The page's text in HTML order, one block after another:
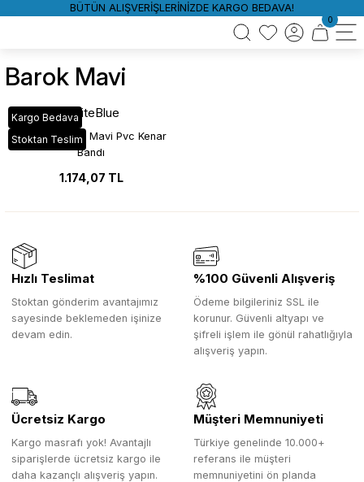
BÜTÜN ALIŞVERİŞLERİNİZDE KARGO BEDAVA!
0
Barok Mavi
Kargo Bedava
Stoktan Teslim
WhiteBlue
YT_34D Barok Mavi Pvc Kenar
Bandı
1.174,07 TL
Hızlı Teslimat
Stoktan gönderim avantajımız
sayesinde beklemeden işinize
devam edin.
%100 Güvenli Alışveriş
Ödeme bilgileriniz SSL ile
korunur. Güvenli altyapı ve
şifreli işlem ile gönül rahatlığıyla
alışveriş yapın.
Ücretsiz Kargo
Kargo masrafı yok! Avantajlı
siparişlerde ücretsiz kargo ile
daha kazançlı alışveriş yapın.
Müşteri Memnuniyeti
Türkiye genelinde 10.000+
referans ile müşteri
memnuniyetini ön planda